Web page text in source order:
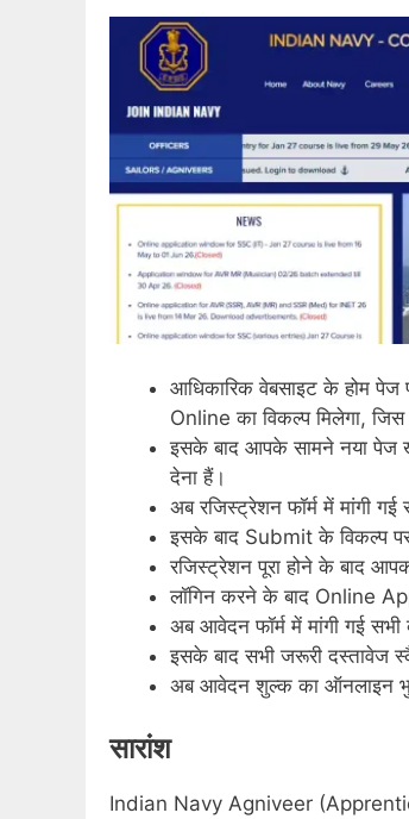
आधिकारिक वेबसाइट के होम
Online का विकल्प मिलेगा, जिस
इसके बाद आपके सामने नया पेज
देना हैं।
अब रजिस्ट्रेशन फॉर्म में मांगी
इसके बाद Submit के विकल्प
रजिस्ट्रेशन पूरा होने के बाद
लॉगिन करने के बाद Online
अब आवेदन फॉर्म में मांगी गई
इसके बाद सभी जरूरी दस्तावेज
अब आवेदन शुल्क का ऑनलाइन
सारांश
Indian Navy Agniveer